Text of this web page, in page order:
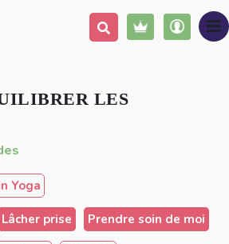
(52 avis)
LES
Yoga
Lâcher prise Prendre soin de moi